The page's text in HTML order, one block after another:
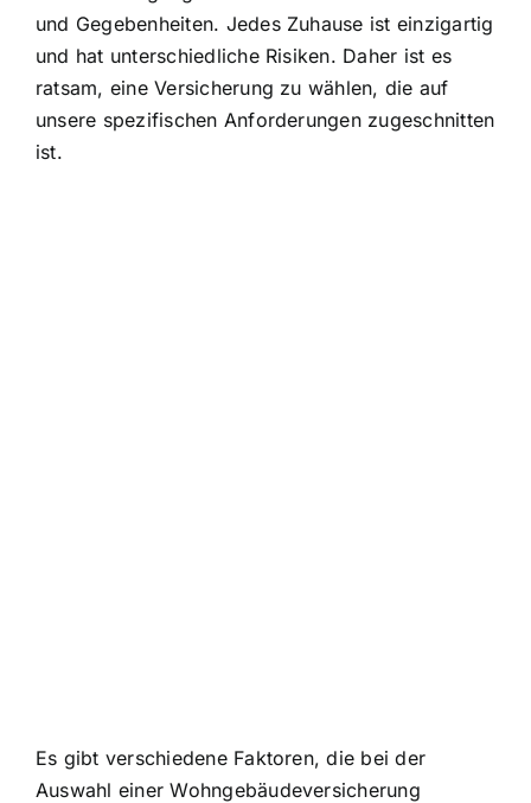
und Gegebenheiten. Jedes Zuhause ist einzigartig
und hat unterschiedliche Risiken. Daher ist es
ratsam, eine Versicherung zu wählen, die auf
unsere spezifischen Anforderungen zugeschnitten
ist.
Es gibt verschiedene Faktoren, die bei der
Auswahl einer Wohngebäudeversicherung